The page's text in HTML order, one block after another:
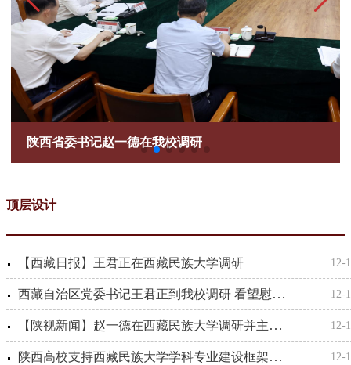
陕西省高校“一校帮一院”工作联席会议
西藏自治区党委书记王君正到我校调研
陕西省委书记赵一德在我校调研
现场
陕西高校支持西藏民族大学学科专业建设框架协议签订
领导合影
陕西省高校“一校帮一院”工作联席会议
西藏自治区党委书记王君正到我校调研
顶层设计
【西藏日报】王君正在西藏民族大学调研 12-
西藏自治区党委书记王君正到我校调研 看望慰问师生 12-
【陕视新闻】赵一德在西藏民族大学调研并主持召开省援藏工作专题会议时强调大力支持学校发展 扎实做好援藏工作为西藏长治久安和高质量发展作出陕西贡献 邢善萍出席 12-
陕西高校支持西藏民族大学学科专业建设框架协议签订 12-